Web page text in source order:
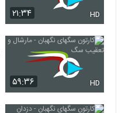
۲۱:۳۴ HD
۵۹:۳۶ HD